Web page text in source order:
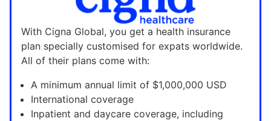
With Cigna Global, you get a health insurance
plan specially customised for expats worldwide.
All of their plans come with:
A minimum annual limit of $1,000,000 USD
International coverage
Inpatient and daycare coverage, including